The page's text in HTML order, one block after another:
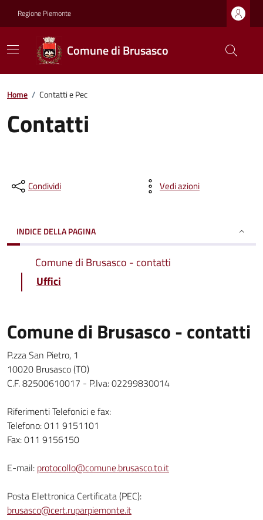
Regione Piemonte
Comune di Brusasco
Home / Contatti e Pec
Contatti
Condividi Vedi azioni
INDICE DELLA PAGINA
Comune di Brusasco - contatti
Uffici
Comune di Brusasco - contatti
P.zza San Pietro, 1
10020 Brusasco (TO)
C.F. 82500610017 - P.Iva: 02299830014
Riferimenti Telefonici e fax:
Telefono: 011 9151101
Fax: 011 9156150
E-mail: protocollo@comune.brusasco.to.it
Posta Elettronica Certificata (PEC):
brusasco@cert.ruparpiemonte.it